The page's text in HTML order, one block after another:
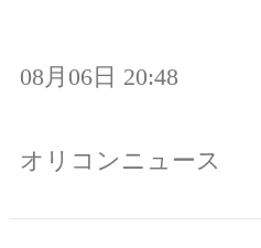
08月06日 20:48
オリコンニュース